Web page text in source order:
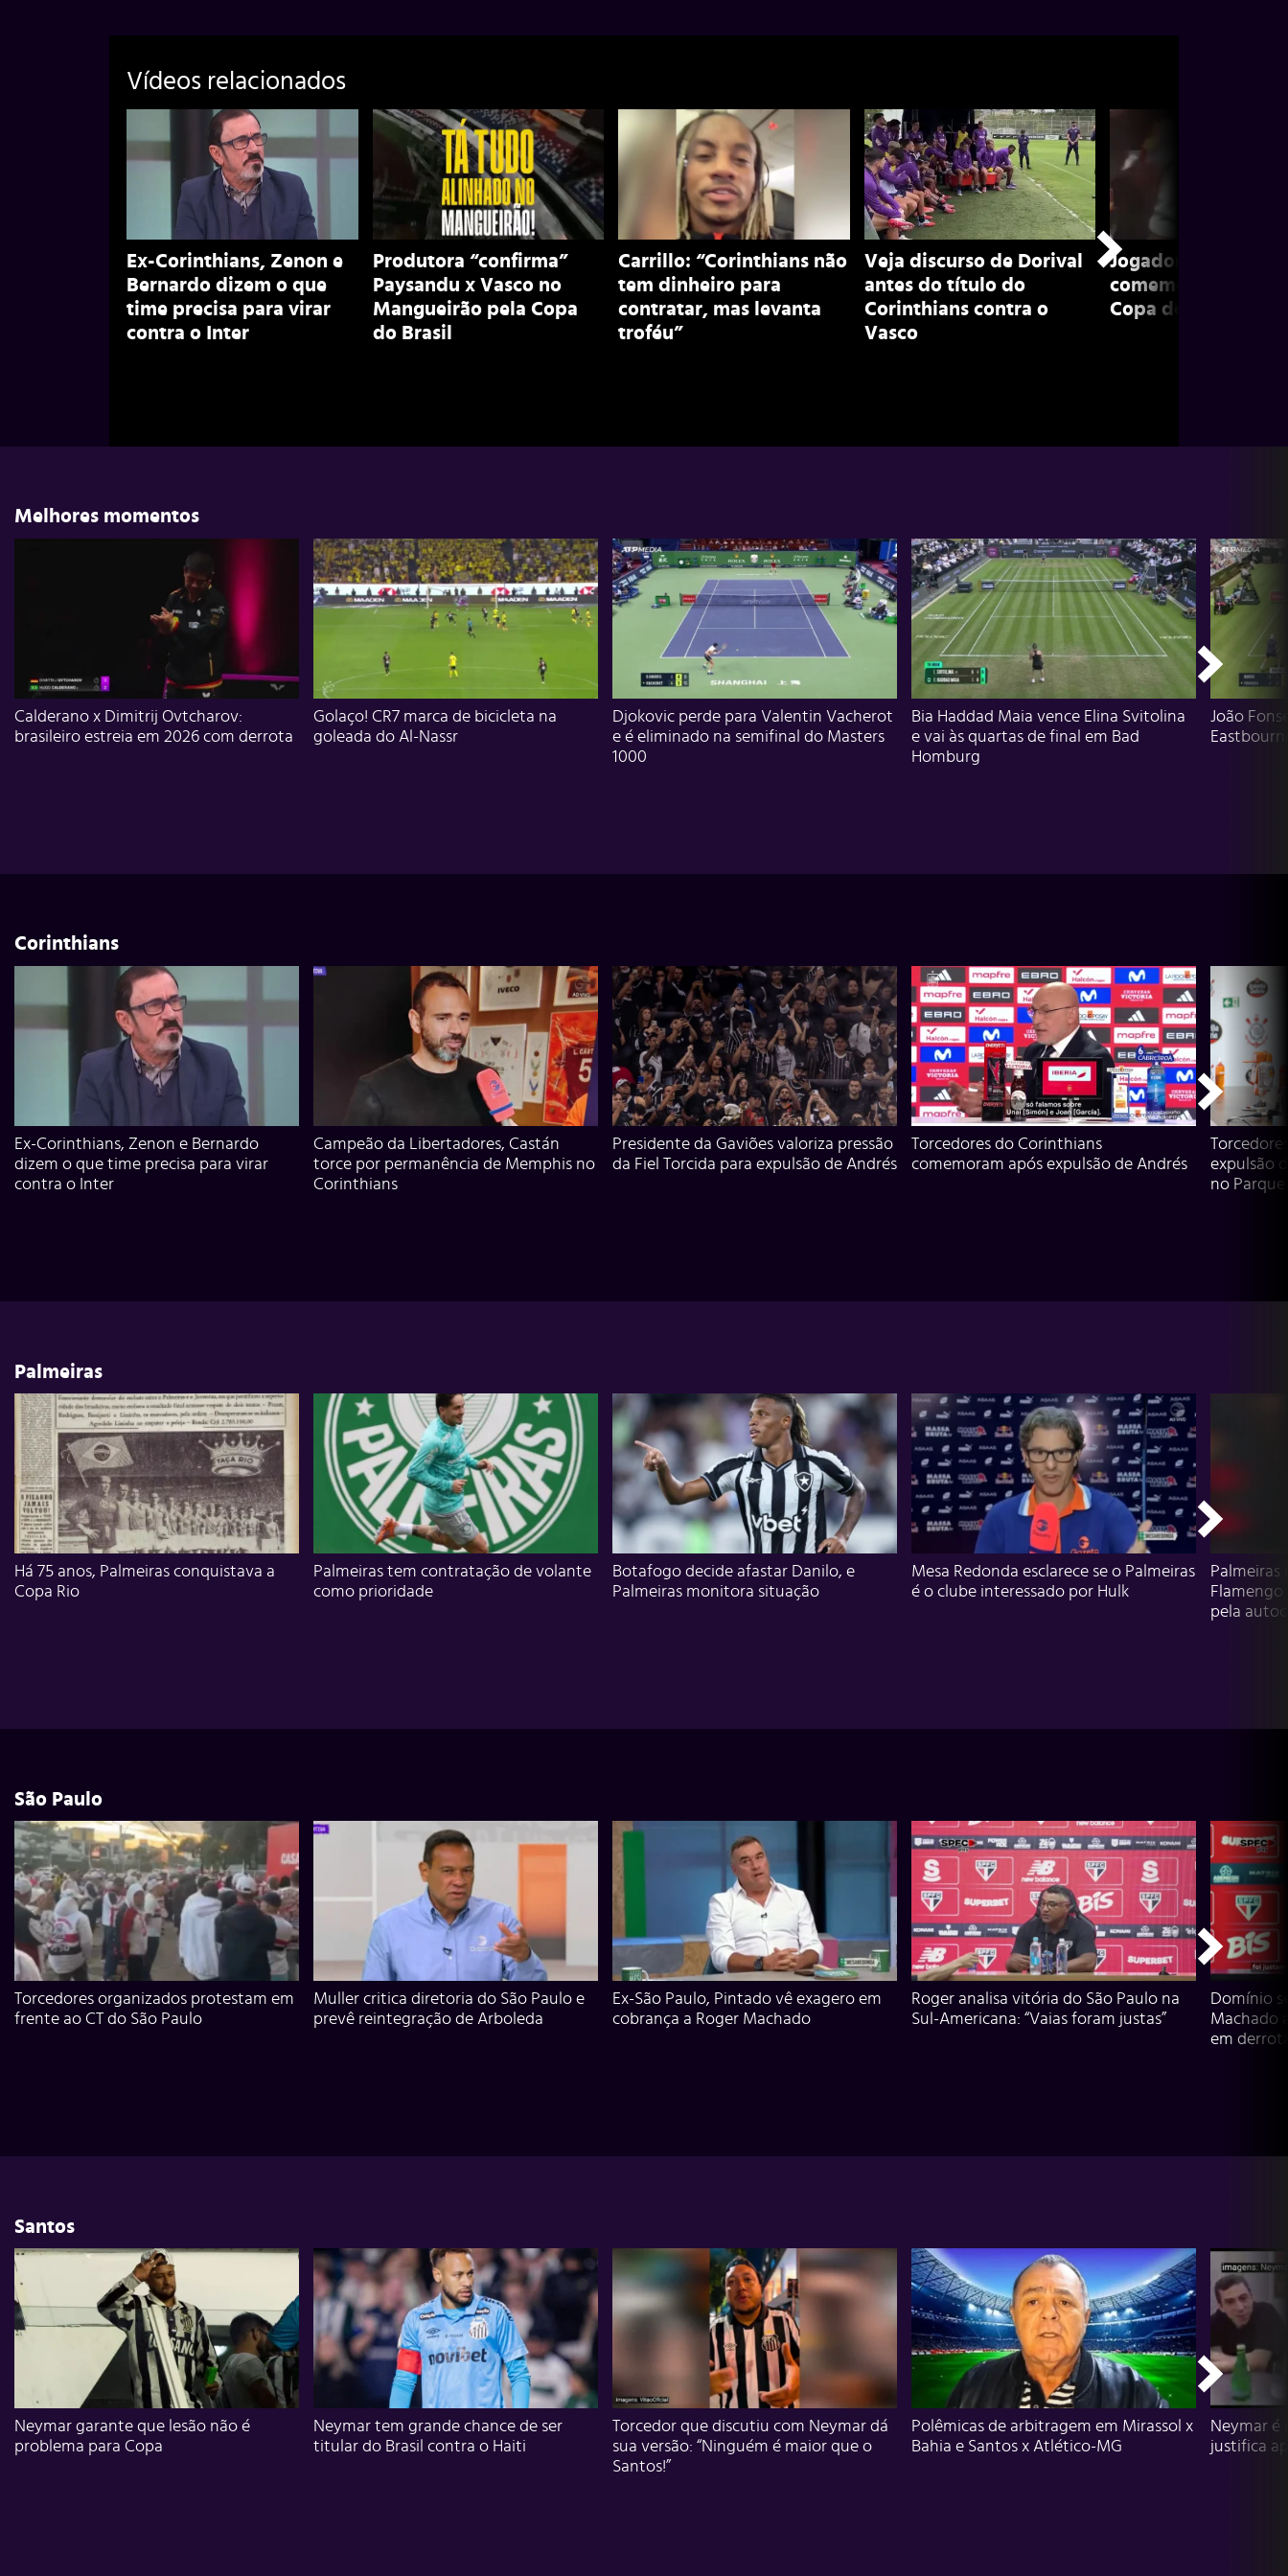
Vídeos relacionados
Ex-Corinthians, Zenon e
Bernardo dizem o que
time precisa para virar
contra o Inter
Produtora “confirma”
Paysandu x Vasco no
Mangueirão pela Copa
do Brasil
Carrillo: “Corinthians não
tem dinheiro para
contratar, mas levanta
troféu”
Veja discurso de Dorival
antes do título do
Corinthians contra o
Vasco
Jogadores do
comemoram título
Copa do Brasil;
Melhores momentos
Calderano x Dimitrij Ovtcharov:
brasileiro estreia em 2026 com derrota
Golaço! CR7 marca de bicicleta na
goleada do Al-Nassr
Djokovic perde para Valentin Vacherot
e é eliminado na semifinal do Masters
1000
Bia Haddad Maia vence Elina Svitolina
e vai às quartas de final em Bad
Homburg
João
Corinthians
Ex-Corinthians, Zenon e Bernardo
dizem o que time precisa para virar
contra o Inter
Campeão da Libertadores, Castán
torce por permanência de Memphis no
Corinthians
Presidente da Gaviões valoriza pressão
da Fiel Torcida para expulsão de Andrés
Torcedores do Corinthians
comemoram após expulsão de Andrés
expulsão
no Parque
Palmeiras
Há 75 anos, Palmeiras conquistava a
Copa Rio
Palmeiras tem contratação de volante
como prioridade
Botafogo decide afastar Danilo, e
Palmeiras monitora situação
Mesa Redonda esclarece se o Palmeiras
é o clube interessado por Hulk
Flamengo
pela
São Paulo
Torcedores organizados protestam em
frente ao CT do São Paulo
Muller critica diretoria do São Paulo e
prevê reintegração de Arboleda
Ex-São Paulo, Pintado vê exagero em
cobrança a Roger Machado
Roger analisa vitória do São Paulo na
Sul-Americana: “Vaias foram justas”
Domínio
Machado
em
Santos
Neymar garante que lesão não é
problema para Copa
Neymar tem grande chance de ser
titular do Brasil contra o Haiti
Torcedor que discutiu com Neymar dá
sua versão: “Ninguém é maior que o
Santos!”
Polêmicas de arbitragem em Mirassol x
Bahia e Santos x Atlético-MG
Neymar é
justifica